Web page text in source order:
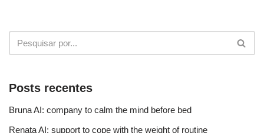
Posts recentes
Bruna AI: company to calm the mind before bed
Renata AI: support to cope with the weight of routine